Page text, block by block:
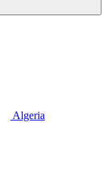
Algeria